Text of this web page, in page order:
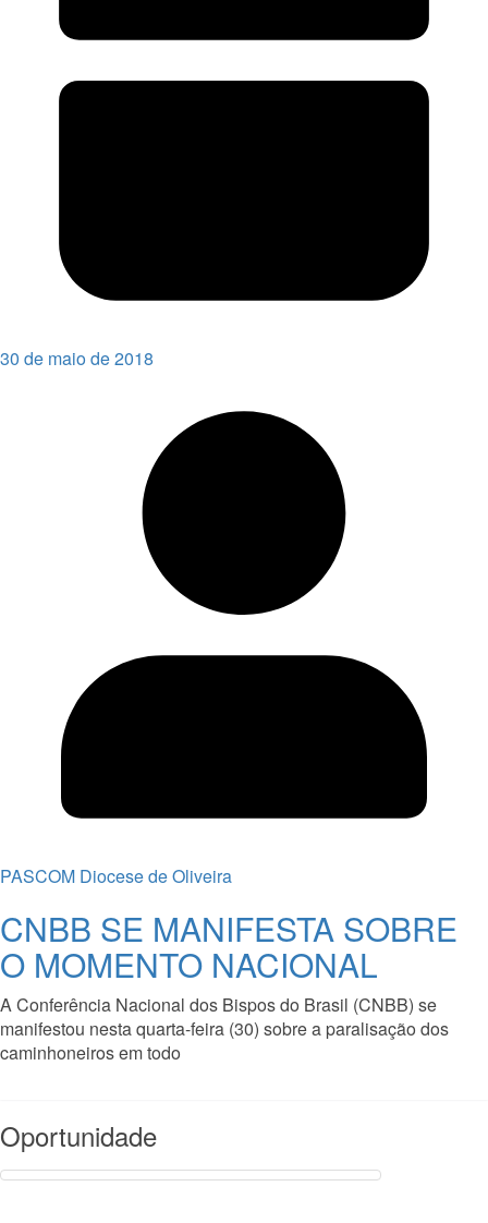
30 de maio de 2018
PASCOM Diocese de Oliveira
CNBB SE MANIFESTA SOBRE
O MOMENTO NACIONAL
A Conferência Nacional dos Bispos do Brasil (CNBB) se
manifestou nesta quarta-feira (30) sobre a paralisação dos
caminhoneiros em todo
Oportunidade